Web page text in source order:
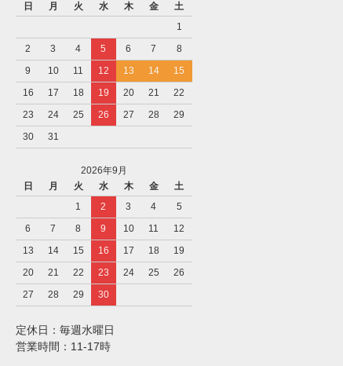
日
月 火 水 木 金
土
1
2
3 4 5 6 7
8
9
10 11 12 13 14
15
16
17 18 19 20 21
22
23
24 25 26 27 28
29
30
31
2026年9月
日
月 火 水 木 金
土
1
2 3 4
5
6
7 8 9 10 11
12
13
14 15 16 17 18
19
20
21 22 23 24 25
26
27
28 29 30
定休日：毎週水曜日
営業時間：11-17時